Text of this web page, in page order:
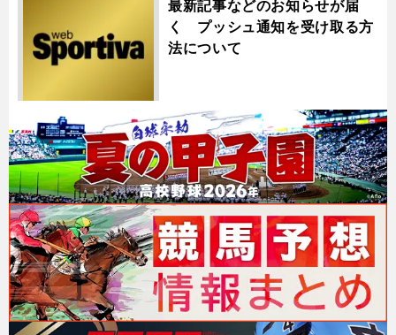
最新記事などのお知らせが届
く プッシュ通知を受け取る方
法について